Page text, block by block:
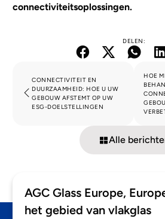
connectiviteitsoplossingen.
DELEN:
CONNECTIVITEIT EN
DUURZAAMHEID: HOE U UW
GEBOUW AFSTEMT OP UW
ESG-DOELSTELLINGEN
HOE
Alle
AGC Glass Europe,
het gebied van vlakglas